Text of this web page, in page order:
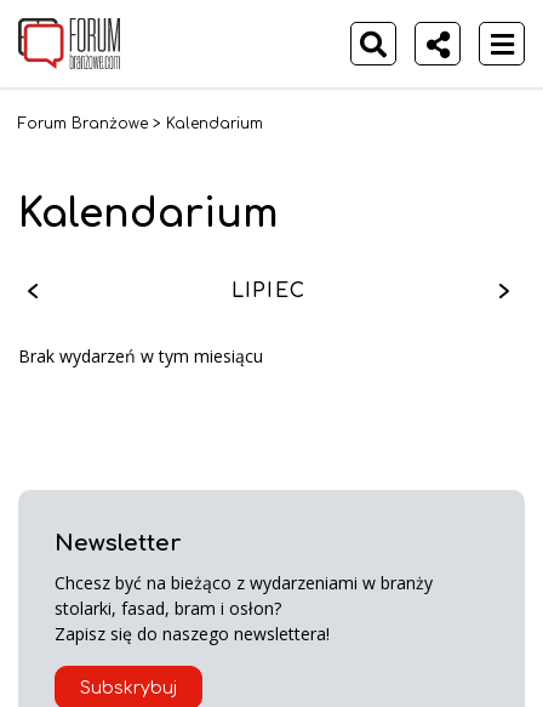
Forum Branżowe > Kalendarium
Kalendarium
LIPIEC
Brak wydarzeń w tym miesiącu
Newsletter
Chcesz być na bieżąco z wydarzeniami w branży
stolarki, fasad, bram i osłon?
Zapisz się do naszego newslettera!
Subskrybuj